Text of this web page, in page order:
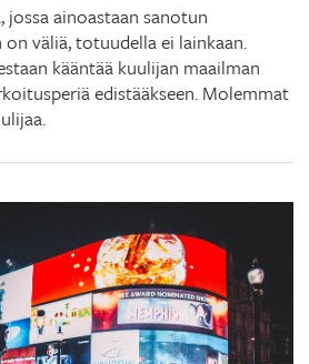
jossa ainoastaan sanotun
väliä, totuudella ei lainkaan.
kääntää kuulijan maailman
edistääkseen. Molemmat